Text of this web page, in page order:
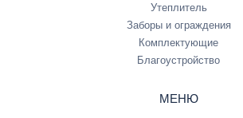
Утеплитель
Заборы и ограждения
Комплектующие
Благоустройство
МЕНЮ